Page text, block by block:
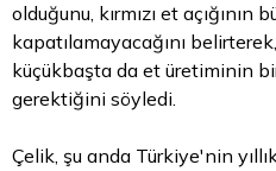
olduğunu, kırmızı et açığının
kapatılamayacağını
küçükbaşta da et üretiminin
gerektiğini söyledi.
Çelik, şu anda Türkiye'nin